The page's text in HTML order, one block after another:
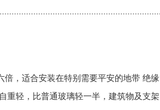
倍，适合安装在特别需要平安的地带 绝缘
重轻，比普通玻璃轻一半，建筑物及支架